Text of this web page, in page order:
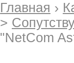
Главная ›
>
"NetCom